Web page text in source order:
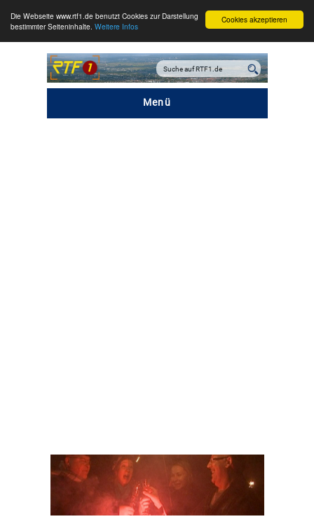
Cookies akzeptieren
Die Webseite www.rtf1.de benutzt Cookies zur Darstellung
bestimmter Seiteninhalte. Weitere Infos
Menü